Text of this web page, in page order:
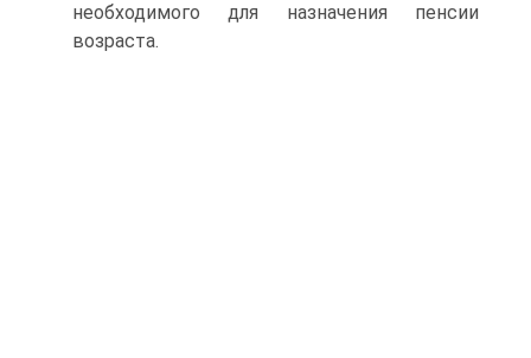
необходимого для на­значения пенсии
возраста.